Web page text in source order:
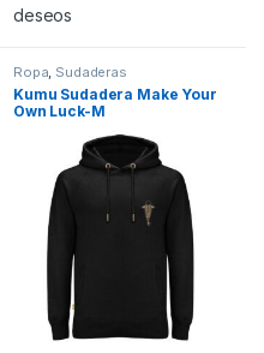
56,95
Añadir a lista de
deseos